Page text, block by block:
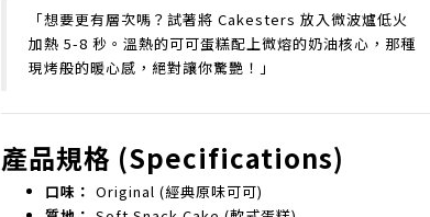
「想要更有層次嗎？試著將 Cakesters 放入微波爐低火
加熱 5-8 秒。溫熱的可可蛋糕配上微熔的奶油核心，那種
現烤般的暖心感，絕對讓你驚艷！」
產品規格 (Specifications)
口味： Original (經典原味可可)